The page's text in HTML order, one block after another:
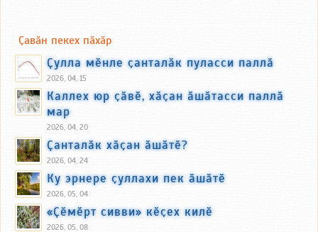
Ҫавӑн пекех пӑхӑр
Ҫулла мӗнле ҫанталӑк пуласси паллӑ
2026, 04, 15
Каллех юр ҫӑвӗ, хӑҫан ӑшӑтасси паллӑ
мар
2026, 04, 20
Ҫанталӑк хӑҫан ӑшӑтӗ?
2026, 04, 24
Ку эрнере ҫуллахи пек ӑшӑтӗ
2026, 05, 04
«Ҫӗмӗрт сивви» кӗҫех килӗ
2026, 05, 08